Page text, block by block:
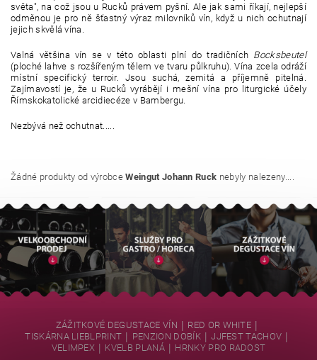
světa", na což jsou u Rucků právem pyšní. Ale jak sami říkají, nejlepší
odměnou je pro ně šťastný výraz milovníků vín, když u nich ochutnají
jejich skvělá vína.
Valná většina vín se v této oblasti plní do tradičních Bocksbeutel
(ploché lahve s rozšířeným tělem ve tvaru půlkruhu). Vína zcela odráží
místní specifický terroir. Jsou suchá, zemitá a příjemně pitelná.
Zajímavostí je, že u Rucků vyrábějí i mešní vína pro liturgické účely
Římskokatolické arcidiecéze v Bambergu.
Nezbývá než ochutnat.....
Žádné produkty od výrobceWeingut Johann Ruck nebyly nalezeny....
ZÁŽITKOVÉ DEGUSTACE VÍN | RED OR WHITE |
TISKÁRNA LIEBLPRINT | PENZION DOBÍK | JJFEST TACHOV |
VELIMPEX | KVELB PLANÁ | HRNKY PRO RADOST